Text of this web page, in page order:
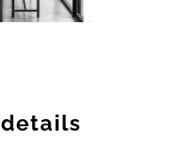
details